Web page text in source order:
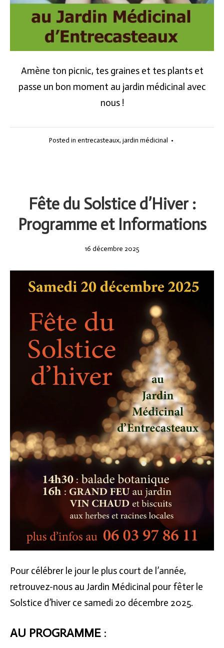
Amène ton picnic, tes graines et tes plants et
passe un bon moment au jardin médicinal avec
nous !
Posted in entrecasteaux, jardin médicinal •
Fête du Solstice d’Hiver :
Programme et Informations
16 décembre 202516
2025
Pour célébrer le jour le plus court de l’année,
retrouvez-nous au Jardin Médicinal pour fêter le
Solstice d’hiver ce samedi 20 décembre 2025.
AU PROGRAMME :